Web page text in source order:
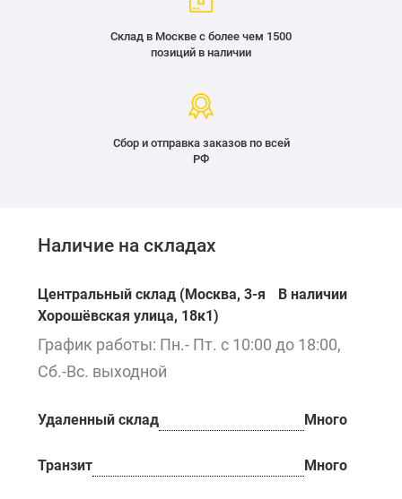
Склад в Москве с более чем 1500
позиций в наличии
Сбор и отправка заказов по всей
РФ
Наличие на складах
Центральный склад (Москва, 3-я
Хорошёвская улица, 18к1)
В наличии
График работы: Пн.- Пт. с 10:00 до 18:00,
Сб.-Вс. выходной
Удаленный склад Много
Транзит Много